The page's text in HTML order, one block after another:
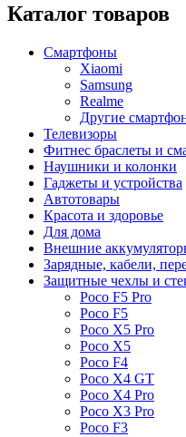
Каталог товаров
Смартфоны
Xiaomi
Samsung
Realme
Другие
Телевизоры
Фитнес браслеты и
Наушники и колонки
Гаджеты и устройства
Автотовары
Красота и здоровье
Для дома
Внешние
Зарядные, кабели,
Защитные чехлы и
Poco F5 Pro
Poco F5
Poco X5 Pro
Poco X5
Poco F4
Poco X4 GT
Poco X4 Pro
Poco X3 Pro
Poco F3